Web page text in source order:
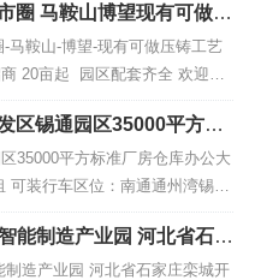
汉的“桥头堡”，是武汉江...
圈 马鞍山博望现有可做压
地出售招商 20亩起
马鞍山-博望-现有可做压铸工艺
20亩起 园区配套齐全 欢迎上
已有多家苏州上海地区模具、
业成功拿地落户 土地资源越来
将会慢慢提高 【服务】：...
区锡通园区35000平方标
大楼出租 可分割出租 可装
35000平方标准厂房仓库办公大
可装行车区位：南通通州湾锡通
苏通大桥南通南出口处省道336
本情况：新建混凝土框架结构
楼出租，新建厂房办公楼35000
能制造产业园 河北省石家
房研发办公楼出售
制造产业园 河北省石家庄栾城开